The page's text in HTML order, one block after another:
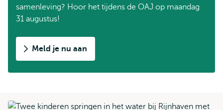
samenleving? Hoor het tijdens de OAJ op maandag
31 augustus!
Meld je nu aan